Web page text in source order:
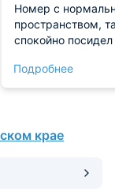
Номер с
пространством,
спокойно
есть телек,
что очень удобно
работает мини-
Подробнее
крае